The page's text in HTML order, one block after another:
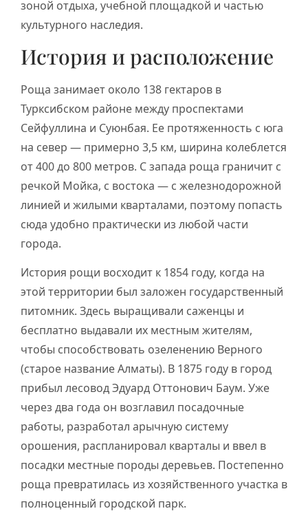
зоной отдыха, учебной площадкой и частью
культурного наследия.
История и расположение
Роща занимает около 138 гектаров в
Турксибском районе между проспектами
Сейфуллина и Суюнбая. Ее протяженность с юга
на север — примерно 3,5 км, ширина колеблется
от 400 до 800 метров. С запада роща граничит с
речкой Мойка, с востока — с железнодорожной
линией и жилыми кварталами, поэтому попасть
сюда удобно практически из любой части
города.
История рощи восходит к 1854 году, когда на
этой территории был заложен государственный
питомник. Здесь выращивали саженцы и
бесплатно выдавали их местным жителям,
чтобы способствовать озеленению Верного
(старое название Алматы). В 1875 году в город
прибыл лесовод Эдуард Оттонович Баум. Уже
через два года он возглавил посадочные
работы, разработал арычную систему
орошения, распланировал кварталы и ввел в
посадки местные породы деревьев. Постепенно
роща превратилась из хозяйственного участка в
полноценный городской парк.